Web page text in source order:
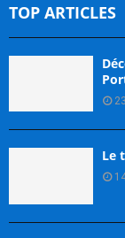
TOP ARTICLES
Le